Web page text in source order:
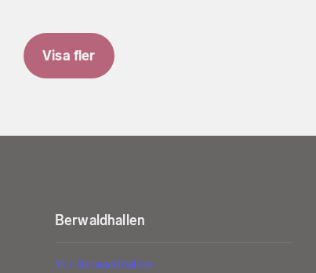
Visa fler
Berwaldhallen
Vi i Berwaldhallen